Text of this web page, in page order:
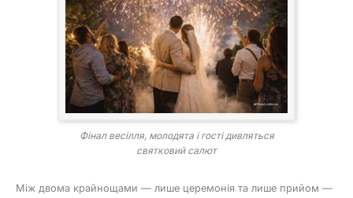
Фінал весілля, молодята і гості дивляться
святковий салют
Між двома крайнощами — лише церемонія та лише прийом —